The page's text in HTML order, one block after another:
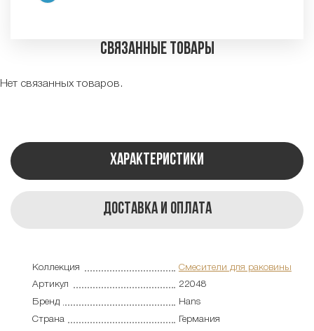
Связанные товары
Нет связанных товаров.
Характеристики
Доставка и оплата
Коллекция
Смесители для раковины
Артикул
22048
Бренд
Hans
Страна
Германия